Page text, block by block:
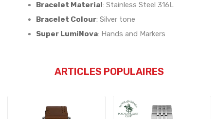
Bracelet Material: Stainless Steel 316L
Bracelet Colour: Silver tone
Super LumiNova: Hands and Markers
ARTICLES POPULAIRES